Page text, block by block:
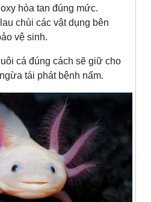
hòa tan đúng mức.
chùi các vật dụng bên
vệ sinh.
cá đúng cách sẽ giữ cho
tái phát bệnh nấm.